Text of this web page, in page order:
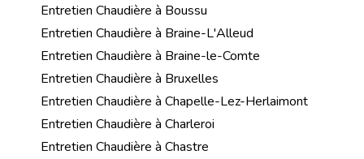
Entretien Chaudière à Boussu
Entretien Chaudière à Braine-L'Alleud
Entretien Chaudière à Braine-le-Comte
Entretien Chaudière à Bruxelles
Entretien Chaudière à Chapelle-Lez-Herlaimont
Entretien Chaudière à Charleroi
Entretien Chaudière à Chastre